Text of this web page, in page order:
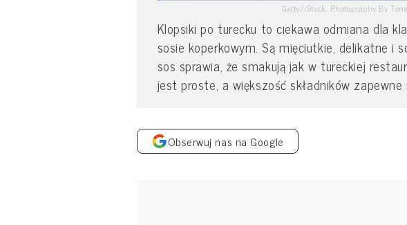
Getty/iStock, Photography By
Klopsiki po turecku to ciekawa odmiana dla
sosie koperkowym. Są mięciutkie, delikatne i
sos sprawia, że smakują jak w tureckiej
jest proste, a większość składników zapewne
Obserwuj nas na Google